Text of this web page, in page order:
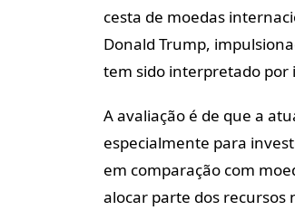
cesta de moedas
Donald Trump,
tem sido interpretado por
A avaliação é de que a
especialmente para
em comparação com
alocar parte dos recursos